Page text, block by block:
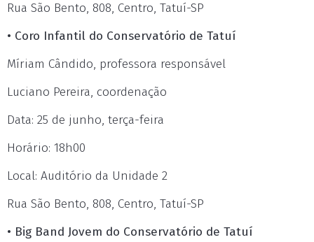
Rua São Bento, 808, Centro, Tatuí-SP
• Coro Infantil do Conservatório de Tatuí
Míriam Cândido, professora responsável
Luciano Pereira, coordenação
Data: 25 de junho, terça-feira
Horário: 18h00
Local: Auditório da Unidade 2
Rua São Bento, 808, Centro, Tatuí-SP
• Big Band Jovem do Conservatório de Tatuí